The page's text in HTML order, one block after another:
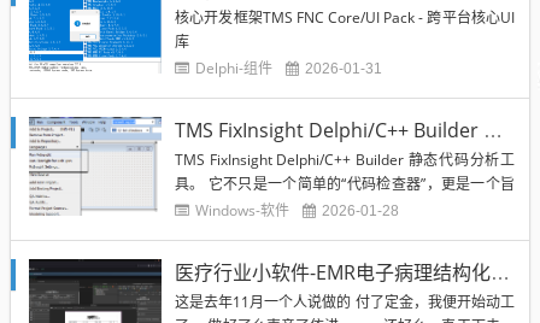
核心开发框架TMS FNC Core/UI Pack - 跨平台核心UI
库
Delphi-组件
2026-01-31
TMS FixInsight Delphi/C++ Builder 静态代码分析工具
TMS FixInsight Delphi/C++ Builder 静态代码分析工
具。 它不只是一个简单的“代码检查器”，更是一个旨
在预防缺陷、强制执行代码规范、并提升整体代码质
Windows-软件 2026-01-28
医疗行业小软件-EMR电子病理结构化档案（开发阑尾....）
这是去年11月一个人说做的 付了定金，我便开始动工